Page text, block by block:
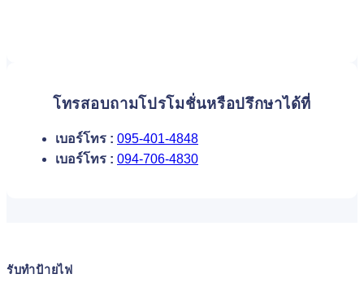
โทรสอบถามโปรโมชั่นหรือปรึกษาได้ที่
เบอร์โทร : 095-401-4848
เบอร์โทร : 094-706-4830
รับทำป้ายไฟ